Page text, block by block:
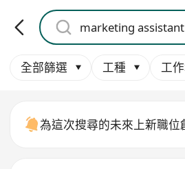
全部篩選 工種 工
為這次搜尋的未來上新職位